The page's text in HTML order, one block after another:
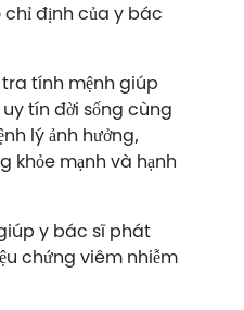
chỉ định của y bác
tra tính mệnh giúp
tín đời sống cùng
lý ảnh hưởng,
khỏe mạnh và hạnh
y bác sĩ phát
chứng viêm nhiễm